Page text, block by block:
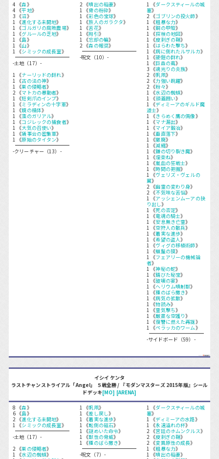
4 《森》
4 《平地》
3 《沼》
1 《進化する未開地》
1 《ゴルガリの腐敗農場》
1 《グルールの芝地》
1 《島》
1 《山》
1 《シミックの成長室》
-土地（17）-
1 《ナーリッドの群れ》
1 《古の法の神》
1 《巣の侵略者》
2 《マトカの暴動者》
1 《短剣爪のインプ》
1 《ミラディンの十字軍》
1 《鏡の精体》
1 《藻のガリアル》
1 《コジレックの捕食者》
1 《大気の召使い》
1 《議事会の密集軍》
1 《原始のタイタン》
-クリーチャー（13）-
2 《噴出の稲妻》
1 《骨の粉砕》
1 《彩色の宝球》
1 《旅人のガラクタ》
1 《苦花》
1 《拘引》
1 《忘却の輪》
2 《森の報奨》
-呪文（10）-
1 《ダークスティールの城
塞》
2 《ゴブリンの投火師》
1 《粗暴な力》
1 《銅の甲殻》
1 《探検の地図》
1 《皮剥ぎの鞘》
1 《はらわた撃ち》
1 《病に倒れたルサルカ》
1 《硬鎧の群れ》
1 《巨森の蔦》
3 《魂光りの炎族》
2 《帆凧》
2 《力強い跳躍》
2 《粉々》
1 《水辺の蜘蛛》
1 《頭蓋囲い》
1 《ディミーアのギルド魔
道士》
1 《きらめく鷹の偶像》
1 《マナ漏出》
1 《マイア鍛冶》
1 《垂直落下》
1 《撤廃》
1 《減縮》
1 《鎌の切り裂き魔》
1 《煙束ね》
1 《嵐血の狂戦士》
1 《時間の把握》
1 《ヴェリズ・ヴェルの
翼》
2 《幽霊の変わり身》
2 《不気味な苦悩》
1 《アッシェンムーアの抉
り出し》
1 《死の否定》
1 《竜魂の騎士》
1 《安息無き亡霊》
1 《空狩人の散兵》
1 《着実な進歩》
1 《希望の盗人》
1 《ヴィグの移植術師》
1 《蝋鬣の獏》
1 《フェアリーの機械論
者》
1 《神秘の蛇》
1 《錆びた秘宝》
1 《破壊の宴》
1 《ヘリウム噴射獣》
1 《種のばら撒き》
1 《病気の拡散》
1 《物読み》
1 《霊気撃ち》
1 《厳粛な空護り》
1 《復讐に燃えた再誕》
1 《ペラッカのワーム》
-サイドボード（59）-
イシイ ケンタ
ラストチャンストライアル「Angel」 ５戦全勝 / 『モダンマスターズ 2015年版』シール
ドデッキ[MO] [ARENA]
8 《森》
6 《島》
2 《進化する未開地》
1 《シミックの成長室》
-土地（17）-
2 《巣の侵略者》
1 《水辺の蜘蛛》
1 《帆凧》
1 《差し戻し》
1 《着実な進歩》
1 《転倒の磁石》
1 《謎めいた命令》
1 《獣性の脅威》
1 《種のばら撒き》
-呪文（7）-
1 《ダークスティールの城
塞》
1 《ディミーアの水路》
1 《永遠溢れの杯》
2 《宮廷のホムンクルス》
2 《皮剥ぎの鞘》
2 《変異原性の成長》
1 《粗暴な力》
1 《噴出の稲妻》